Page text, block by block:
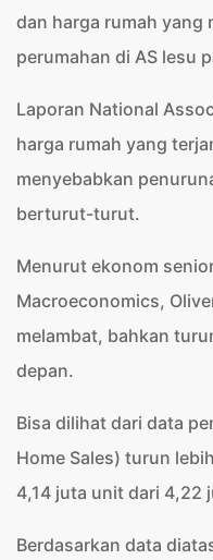
dan harga rumah yang
perumahan di AS lesu
Laporan National
harga rumah yang
menyebabkan
berturut-turut.
Menurut ekonom
Macroeconomics,
melambat, bahkan
depan.
Bisa dilihat dari data
Home Sales) turun
4,14 juta unit dari 4,22
Berdasarkan data